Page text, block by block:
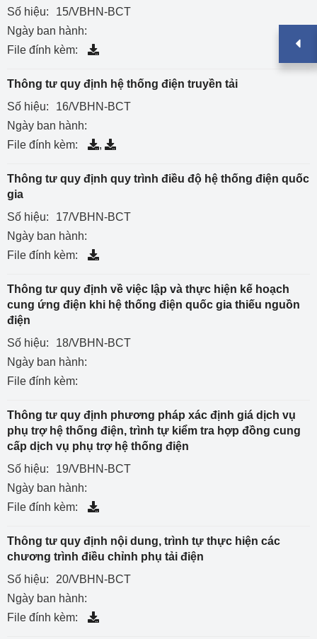
Số hiệu:
15/VBHN-BCT
Ngày ban hành:
File đính kèm:
Thông tư quy định hệ thống điện truyền tải
Số hiệu:
16/VBHN-BCT
Ngày ban hành:
File đính kèm:
,
Thông tư quy định quy trình điều độ hệ thống điện quốc
gia
Số hiệu:
17/VBHN-BCT
Ngày ban hành:
File đính kèm:
Thông tư quy định về việc lập và thực hiện kế hoạch
cung ứng điện khi hệ thống điện quốc gia thiếu nguồn
điện
Số hiệu:
18/VBHN-BCT
Ngày ban hành:
File đính kèm:
Thông tư quy định phương pháp xác định giá dịch vụ
phụ trợ hệ thống điện, trình tự kiểm tra hợp đồng cung
cấp dịch vụ phụ trợ hệ thống điện
Số hiệu:
19/VBHN-BCT
Ngày ban hành:
File đính kèm:
Thông tư quy định nội dung, trình tự thực hiện các
chương trình điều chỉnh phụ tải điện
Số hiệu:
20/VBHN-BCT
Ngày ban hành:
File đính kèm: